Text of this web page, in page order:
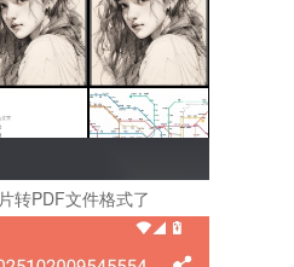
转PDF文件格式了